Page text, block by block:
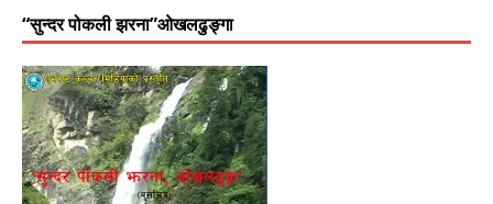
“सुन्दर पोकली झरना”ओखलढुङ्गा